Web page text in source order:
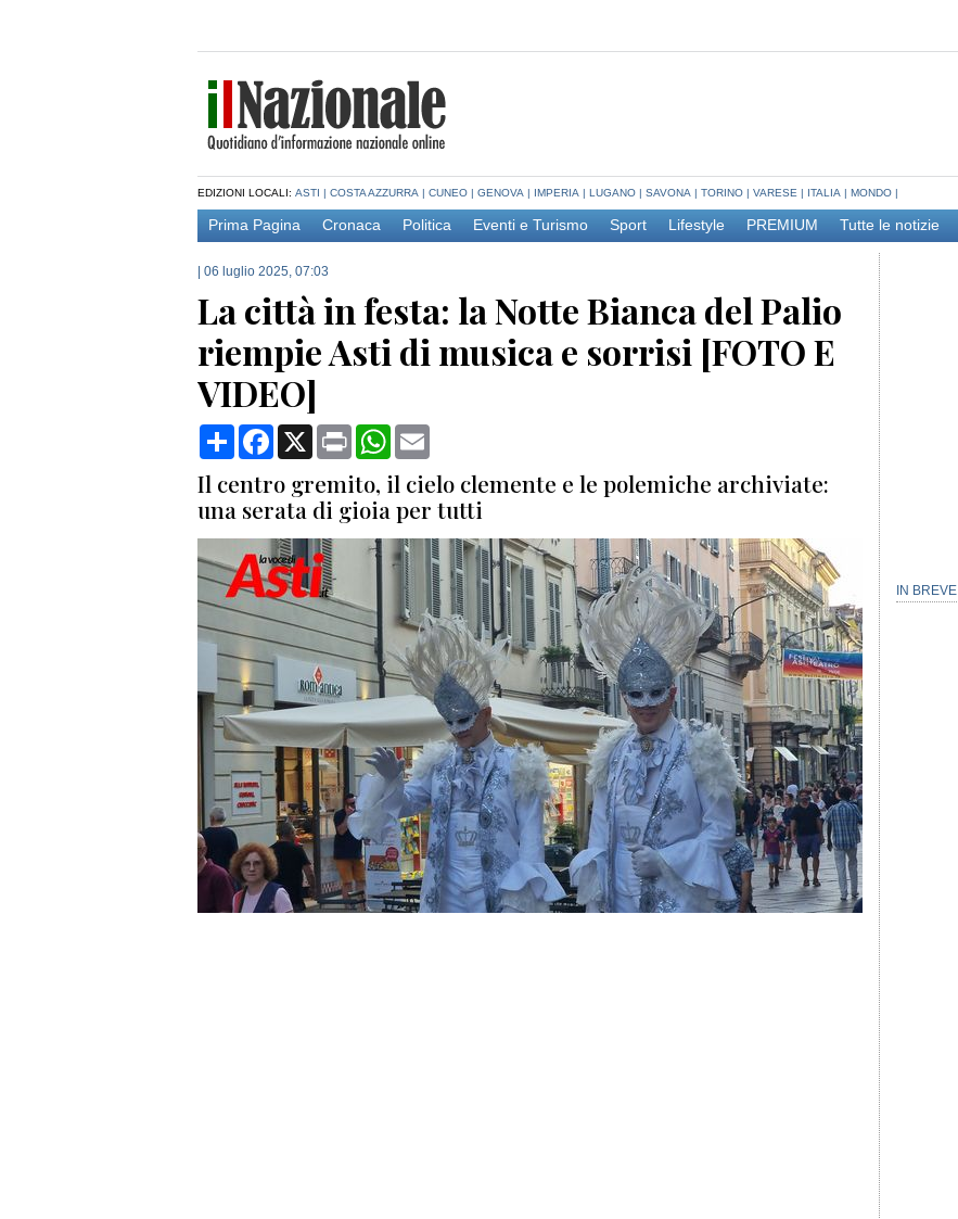
EDIZIONI LOCALI: ASTI | COSTA AZZURRA | CUNEO | GENOVA | IMPERIA | LUGANO | SAVONA | TORINO | VARESE | ITALIA | MONDO |
Prima Pagina Cronaca Politica Eventi e Turismo Sport Lifestyle PREMIUM Tutte le notizie
06 luglio 2025, 07:03
La città in festa: la Notte Bianca del Palio
riempie Asti di musica e sorrisi [FOTO E
VIDEO]
CondividiFacebook
X Print WhatsApp
Il centro gremito, il cielo clemente e le polemiche archiviate:
una serata di gioia per tutti
IN BREVE